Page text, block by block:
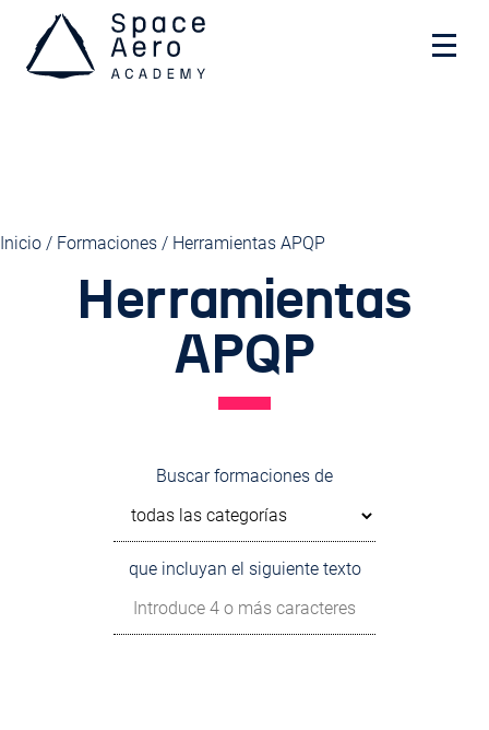
Skip
Space Aero Academy
Inicio / Formaciones / Herramientas APQP
Herramientas
APQP
Buscar formaciones de
que incluyan el siguiente texto